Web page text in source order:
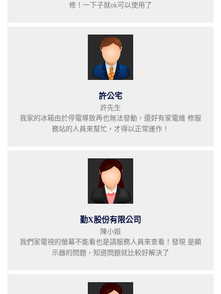
修！一下子就ok可以使用了
許公宅
許先生
我家的冰箱由於停電導致再也無法發動，還好有家電維 修服
務站的人員來幫忙，才得以正常運作！
勤X股份有限公司
陳小姐
我們家電視的螢幕不能看也是請服務人員來查看！發現 是顯
示器的問題，知道問題就比較好解決了